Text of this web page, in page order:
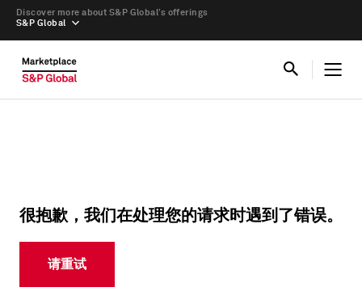
S&P Global
Discover more about S&P Global’s offerings
很抱歉，我们在处理您的请求时遇到了错误。
请重试